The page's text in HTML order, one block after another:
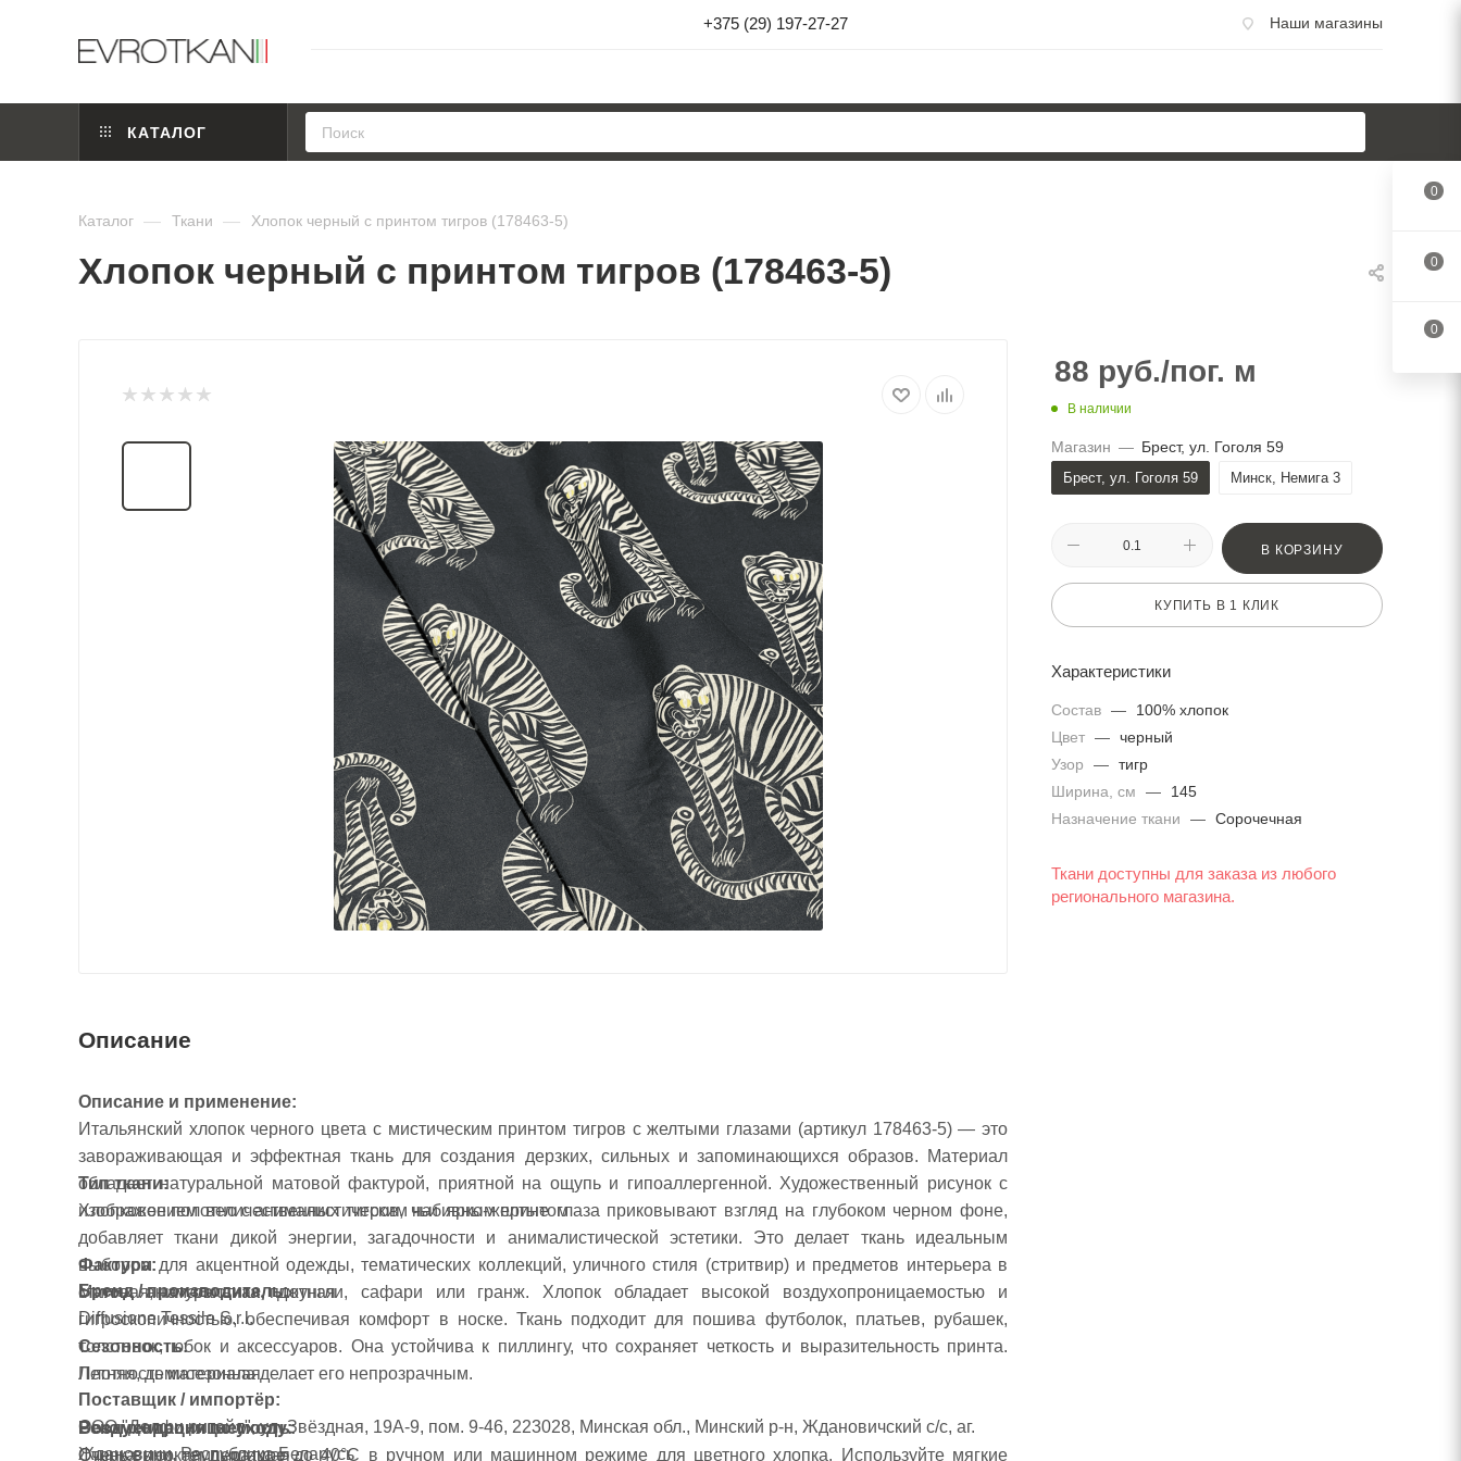
+375 (29) 197-27-27 Наши магазины
КАТАЛОГ
Каталог — Ткани — Хлопок черный с принтом тигров (178463-5)
Хлопок черный с принтом тигров (178463-5)
Описание
Описание и применение:
Итальянский хлопок черного цвета с мистическим принтом тигров с желтыми глазами (артикул 178463-5) — это
завораживающая и эффектная ткань для создания дерзких, сильных и запоминающихся образов. Материал
обладает натуральной матовой фактурой, приятной на ощупь и гипоаллергенной. Художественный рисунок с
изображением величественных тигров, чьи ярко-желтые глаза приковывают взгляд на глубоком черном фоне,
добавляет ткани дикой энергии, загадочности и анималистической эстетики. Это делает ткань идеальным
выбором для акцентной одежды, тематических коллекций, уличного стиля (стритвир) и предметов интерьера в
стилях анималистика, джунгли, сафари или гранж. Хлопок обладает высокой воздухопроницаемостью и
гигроскопичностью, обеспечивая комфорт в носке. Ткань подходит для пошива футболок, платьев, рубашек,
толстовок, юбок и аксессуаров. Она устойчива к пиллингу, что сохраняет четкость и выразительность принта.
Плотность материала делает его непрозрачным.
Рекомендация по уходу:
Стирка при температуре до 40°C в ручном или машинном режиме для цветного хлопка. Используйте мягкие
Тип ткани:
Хлопковое полотно с анималистическим набивным принтом
Фактура:
Матовая, натуральная, плотная
Сезонность:
Летняя, демисезонная
Воздухопроницаемость:
Очень высокая, дышащая
Бренд / производитель:
Diffusione Tessile S.r.l.
Поставщик / импортёр:
ООО "Долфи ритейл", ул. Звёздная, 19А-9, пом. 9-46, 223028, Минская обл., Минский р-н, Ждановичский с/с, аг.
Ждановичи, Республика Беларусь
88 руб./пог. м
В наличии
Магазин — Брест, ул. Гоголя 59
Брест, ул. Гоголя 59 Минск, Немига 3
В КОРЗИНУ
КУПИТЬ В 1 КЛИК
Характеристики
Состав —
100% хлопок
Цвет — черный
Узор
— тигр
Ширина, см
—
145
Назначение ткани
— Сорочечная
Ткани доступны для заказа из любого
регионального магазина.
0
0
0